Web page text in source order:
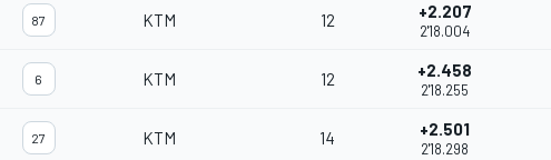
87 KTM 12 +2.207
2'18.004
6 KTM 12 +2.458
2'18.255
27 KTM 14 +2.501
2'18.298